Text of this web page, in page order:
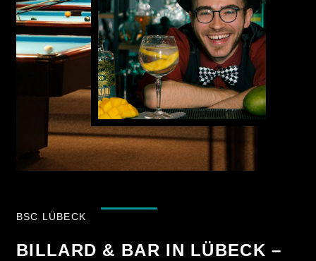
BSC LÜBECK
BILLARD & BAR IN LÜBECK –